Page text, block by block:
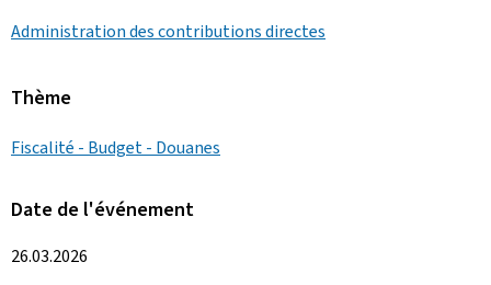
Administration des contributions directes
Thème
Fiscalité - Budget - Douanes
Date de l'événement
26.03.2026